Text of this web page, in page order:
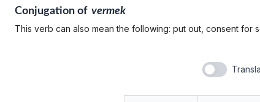
Conjugationof vermek
This verb can also mean the following: put out, consent for